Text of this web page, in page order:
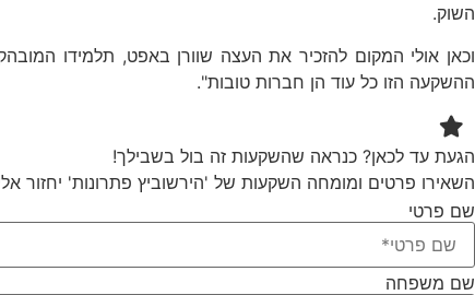
השוק.
וכאן אולי המקום להזכיר את העצה שוורן באפט, תלמידו
ההשקעה הזו כל עוד הן חברות טובות".
הגעת עד לכאן? כנראה שהשקעות זה בול בשבילך!
השאירו פרטים ומומחה השקעות של 'הירשוביץ פתרונות' יחזור
שם פרטי
שם משפחה